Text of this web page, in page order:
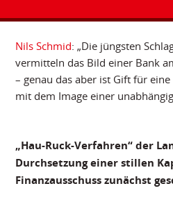
Nils Schmid: „Die jüngsten
vermitteln das Bild einer Bank
– genau das aber ist Gift für
mit dem Image einer
„Hau-Ruck-Verfahren“ der
Durchsetzung einer stillen
Finanzausschuss zunächst